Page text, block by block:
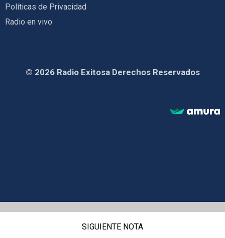
Políticas de Privacidad
Radio en vivo
© 2026 Radio Exitosa Derechos Reservados
SIGUIENTE NOTA